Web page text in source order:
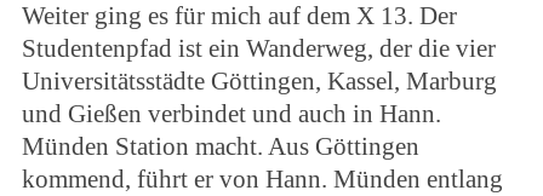
Weiter ging es für mich auf dem X 13. Der
Studentenpfad ist ein Wanderweg, der die vier
Universitätsstädte Göttingen, Kassel, Marburg
und Gießen verbindet und auch in Hann.
Münden Station macht. Aus Göttingen
kommend, führt er von Hann. Münden entlang